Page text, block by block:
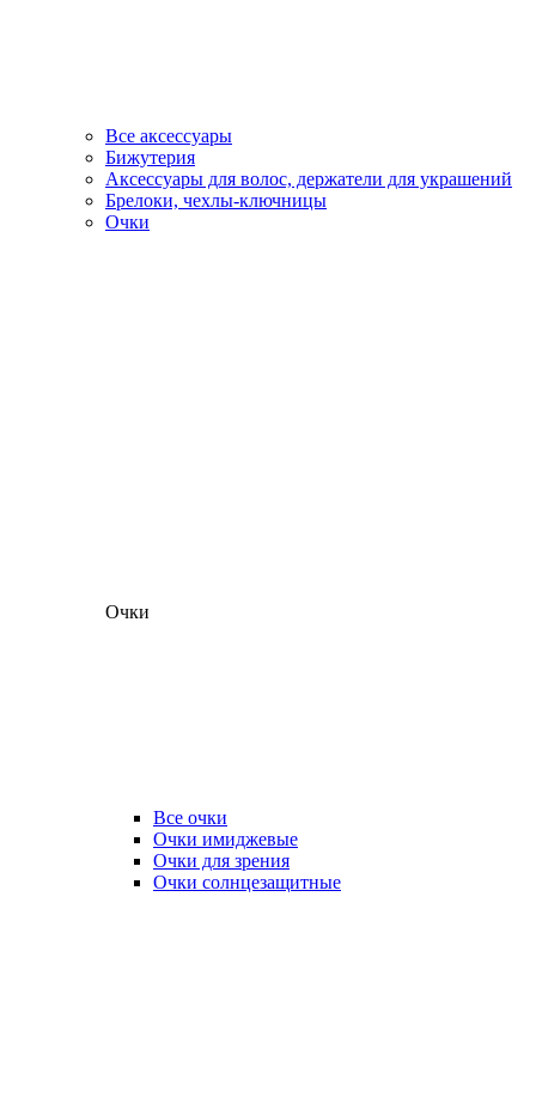
Все аксессуары
Бижутерия
Аксессуары для волос, держатели для украшений
Брелоки, чехлы-ключницы
Очки
Очки
Все очки
Очки имиджевые
Очки для зрения
Очки солнцезащитные